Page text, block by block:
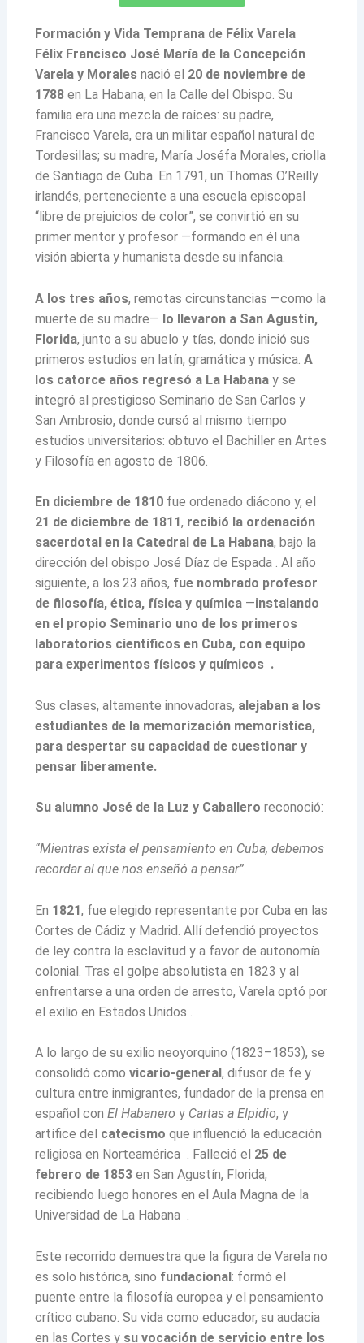
Formación y Vida Temprana de Félix Varela
Félix Francisco José María de la Concepción
Varela y Moralesnació el 20 de noviembre de
1788en La Habana, en la Calle del Obispo. Su
familia era una mezcla de raíces: su padre,
Francisco Varela, era un militar español natural de
Tordesillas; su madre, María Joséfa Morales, criolla
de Santiago de Cuba. En 1791, un Thomas O’Reilly
irlandés, perteneciente a una escuela episcopal
“libre de prejuicios de color”, se convirtió en su
primer mentor y profesor —formando en él una
visión abierta y humanista desde su infancia.
A los tres años, remotas circunstancias —como la
muerte de su madre— lo llevaron a San Agustín,
Florida, junto a su abuelo y tías, donde inició sus
primeros estudios en latín, gramática y música. A
los catorce años regresó a La Habanay se
integró al prestigioso Seminario de San Carlos y
San Ambrosio, donde cursó al mismo tiempo
estudios universitarios: obtuvo el Bachiller en Artes
y Filosofía en agosto de 1806.
En diciembre de 1810fue ordenado diácono y, el
21 de diciembre de 1811, recibió la ordenación
sacerdotal en la Catedral de La Habana, bajo la
dirección del obispo José Díaz de Espada . Al año
siguiente, a los 23 años, fue nombrado profesor
de filosofía, ética, física y química—instalando
en el propio Seminario uno de los primeros
laboratorios científicos en Cuba, con equipo
para experimentos físicos y químicos .
Sus clases, altamente innovadoras, alejaban a los
estudiantes de la memorización memorística,
para despertar su capacidad de cuestionar y
pensar liberamente.
Su alumno José de la Luz y Caballero reconoció:
“Mientras exista el pensamiento en Cuba, debemos
recordar al que nos enseñó a pensar”.
En 1821, fue elegido representante por Cuba en las
Cortes de Cádiz y Madrid. Allí defendió proyectos
de ley contra la esclavitud y a favor de autonomía
colonial. Tras el golpe absolutista en 1823 y al
enfrentarse a una orden de arresto, Varela optó por
el exilio en Estados Unidos .
A lo largo de su exilio neoyorquino (1823–1853), se
consolidó como vicario-general , difusor de fe y
cultura entre inmigrantes, fundador de la prensa en
español con El Habanero y Cartas a Elpidio, y
artífice del catecismo que influenció la educación
religiosa en Norteamérica . Falleció el 25 de
febrero de 1853en San Agustín, Florida,
recibiendo luego honores en el Aula Magna de la
Universidad de La Habana .
Este recorrido demuestra que la figura de Varela no
es solo histórica, sino fundacional: formó el
puente entre la filosofía europea y el pensamiento
crítico cubano. Su vida como educador, su audacia
en las Cortes y su vocación de servicio entre los